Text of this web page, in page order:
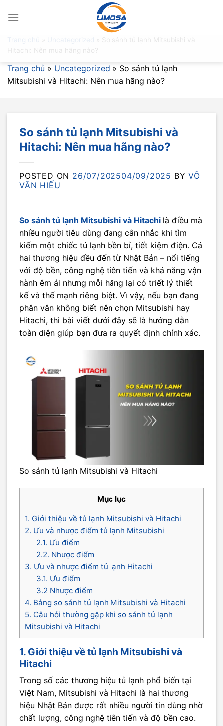
So sánh tủ lạnh Mitsubishi và
Hitachi: Nên mua hãng nào?
Trang chủ » Uncategorized » So sánh tủ lạnh
Mitsubishi và Hitachi: Nên mua hãng nào?
So sánh tủ lạnh Mitsubishi và
Hitachi: Nên mua hãng nào?
POSTED ON 26/07/202504/09/2025 BYVÕ
VĂN HIẾU
So sánh tủ lạnh Mitsubishi và Hitachi là điều mà
nhiều người tiêu dùng đang cân nhắc khi tìm
kiếm một chiếc tủ lạnh bền bỉ, tiết kiệm điện. Cả
hai thương hiệu đều đến từ Nhật Bản – nổi tiếng
với độ bền, công nghệ tiên tiến và khả năng vận
hành êm ái nhưng mỗi hãng lại có triết lý thiết
kế và thế mạnh riêng biệt. Vì vậy, nếu bạn đang
phân vân không biết nên chọn Mitsubishi hay
Hitachi, thì bài viết dưới đây sẽ là hướng dẫn
toàn diện giúp bạn đưa ra quyết định chính xác.
So sánh tủ lạnh Mitsubishi và Hitachi
Mục lục
1. Giới thiệu về tủ lạnh Mitsubishi và Hitachi
2. Ưu và nhược điểm tủ lạnh Mitsubishi
2.1. Ưu điểm
2.2. Nhược điểm
3. Ưu và nhược điểm tủ lạnh Hitachi
3.1. Ưu điểm
3.2 Nhược điểm
4. Bảng so sánh tủ lạnh Mitsubishi và Hitachi
5. Câu hỏi thường gặp khi so sánh tủ lạnh
Mitsubishi và Hitachi
1. Giới thiệu về tủ lạnh Mitsubishi và
Hitachi
Trong số các thương hiệu tủ lạnh phổ biến tại
Việt Nam, Mitsubishi và Hitachi là hai thương
hiệu Nhật Bản được rất nhiều người tin dùng nhờ
chất lượng, công nghệ tiên tiến và độ bền cao.